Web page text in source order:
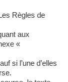
Règles de
aux
«
si l’une d’elles